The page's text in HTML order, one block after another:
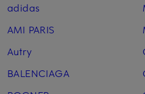
adidas
AMI PARIS
Autry
BALENCIAGA